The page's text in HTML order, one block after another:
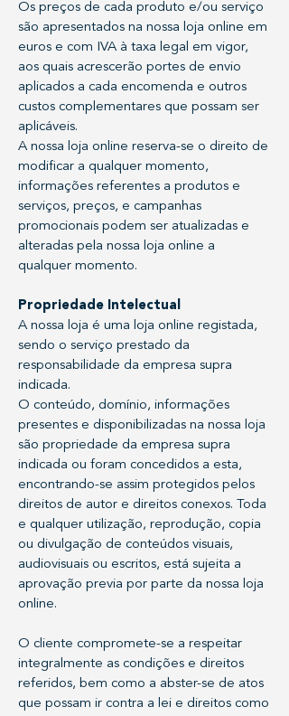
Os preços de cada produto e/ou serviço
são apresentados na nossa loja online em
euros e com IVA à taxa legal em vigor,
aos quais acrescerão portes de envio
aplicados a cada encomenda e outros
custos complementares que possam ser
aplicáveis.
A nossa loja online reserva-se o direito de
modificar a qualquer momento,
informações referentes a produtos e
serviços, preços, e campanhas
promocionais podem ser atualizadas e
alteradas pela nossa loja online a
qualquer momento.
Propriedade Intelectual
A nossa loja é uma loja online registada,
sendo o serviço prestado da
responsabilidade da empresa supra
indicada.
O conteúdo, domínio, informações
presentes e disponibilizadas na nossa loja
são propriedade da empresa supra
indicada ou foram concedidos a esta,
encontrando-se assim protegidos pelos
direitos de autor e direitos conexos. Toda
e qualquer utilização, reprodução, copia
ou divulgação de conteúdos visuais,
audiovisuais ou escritos, está sujeita a
aprovação previa por parte da nossa loja
online.
O cliente compromete-se a respeitar
integralmente as condições e direitos
referidos, bem como a abster-se de atos
que possam ir contra a lei e direitos como